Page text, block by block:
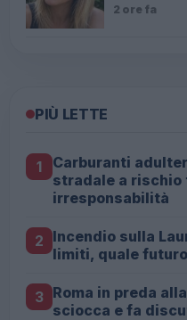
2 ore fa
PIÙ LETTE
1
Carburanti
stradale a rischio
irresponsabilità
2 Incendio sulla
limiti, quale
3 Roma in preda
sciocca e fa